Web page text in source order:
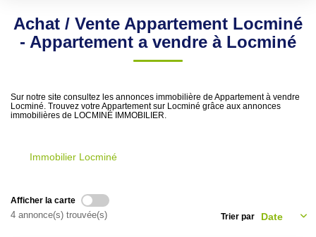
L'AGENCE
Sélectionnez...
Type de bien
Surface min
Créer une alerte
Achat / Vente Appartement Locminé
- Appartement a vendre à Locminé
Sur notre site consultez les annonces immobilière de Appartement à vendre
Locminé. Trouvez votre Appartement sur Locminé grâce aux annonces
immobilières de LOCMINÉ IMMOBILIER.
Immobilier Locminé
Afficher la carte
4 annonce(s) trouvée(s) Trier par